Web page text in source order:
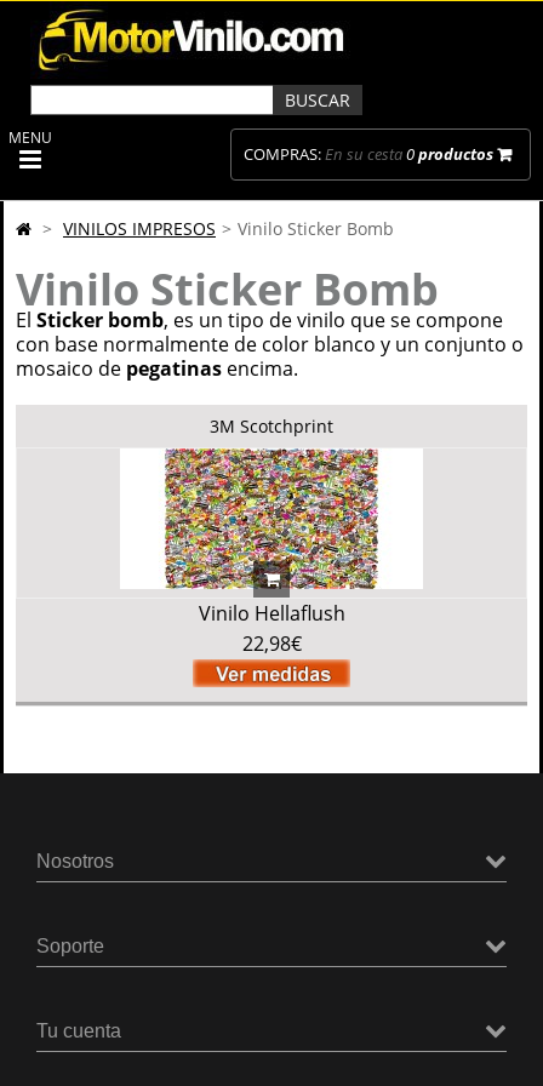
COMPRAS:En su cesta0productos
MENU
> VINILOS IMPRESOS > Vinilo Sticker Bomb
Vinilo Sticker Bomb
El Sticker bomb, es un tipo de vinilo que se compone
con base normalmente de color blanco y un conjunto o
mosaico de pegatinas encima.
3M Scotchprint
Vinilo Hellaflush
22,98€
Nosotros
Soporte
Tu cuenta